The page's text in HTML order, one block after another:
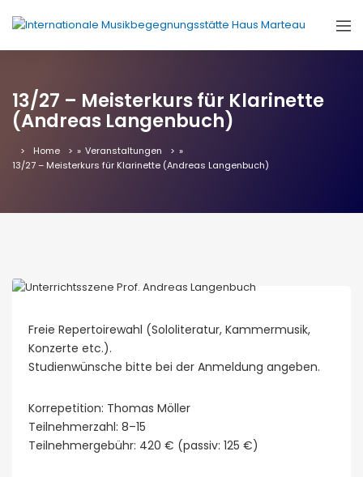
13/27 – Meisterkurs für Klarinette
(Andreas Langenbuch)
Home » Veranstaltungen
»
13/27 – Meisterkurs für Klarinette (Andreas Langenbuch)
Freie Repertoirewahl (Sololiteratur, Kammermusik,
Konzerte etc.).
Studienwünsche bitte bei der Anmeldung angeben.
Korrepetition: Thomas Möller
Teilnehmerzahl: 8–15
Teilnehmergebühr: 420 € (passiv: 125 €)